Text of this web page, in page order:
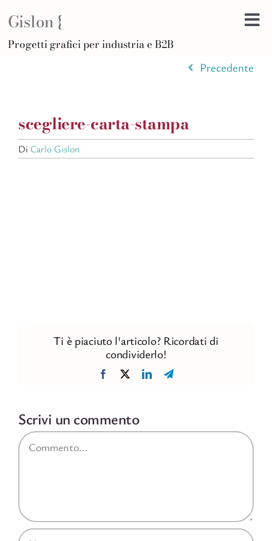
Gislon {
Progetti grafici per industria e B2B
Precedente
scegliere-carta-stampa
Di Carlo Gislon
Ti è piaciuto l'articolo? Ricordati di
condividerlo!
Facebook LinkedInTelegram
Scrivi un commento
Commento